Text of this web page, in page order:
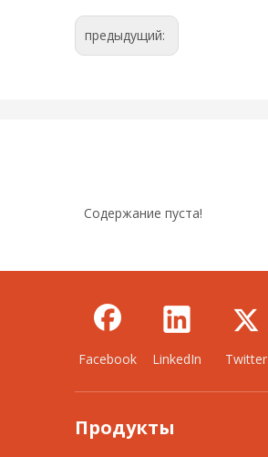
предыдущий:
Содержание пуста!
Facebook LinkedIn Twitter
Продукты